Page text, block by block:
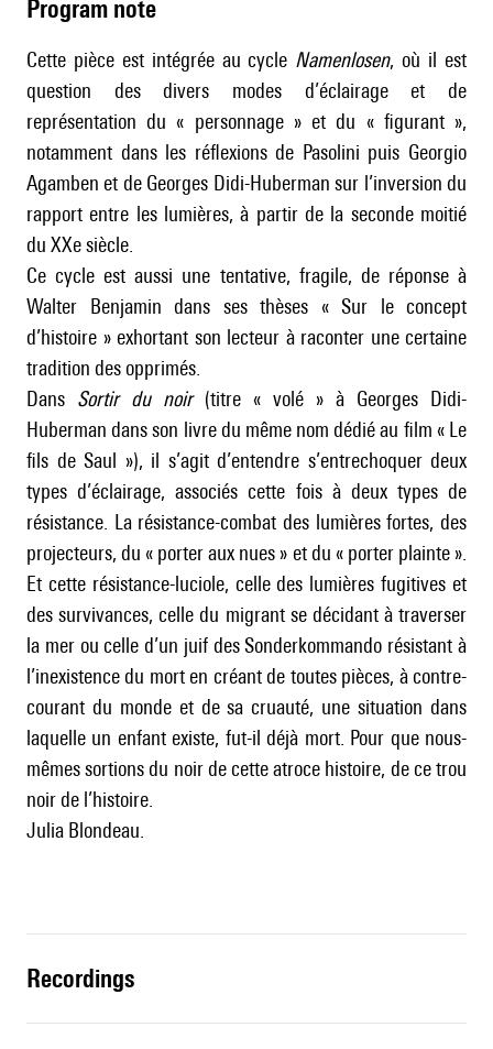
Program note
Cette pièce est intégrée au cycle Namenlosen, où il est
question des divers modes d’éclairage et de
représentation du « personnage » et du « figurant »,
notamment dans les réflexions de Pasolini puis Georgio
Agamben et de Georges Didi-Huberman sur l’inversion du
rapport entre les lumières, à partir de la seconde moitié
du XXe siècle.
Ce cycle est aussi une tentative, fragile, de réponse à
Walter Benjamin dans ses thèses « Sur le concept
d’histoire » exhortant son lecteur à raconter une certaine
tradition des opprimés.
Dans Sortir du noir(titre « volé » à Georges Didi-
Huberman dans son livre du même nom dédié au film « Le
fils de Saul »), il s’agit d’entendre s’entrechoquer deux
types d’éclairage, associés cette fois à deux types de
résistance. La résistance-combat des lumières fortes, des
projecteurs, du « porter aux nues » et du « porter plainte ».
Et cette résistance-luciole, celle des lumières fugitives et
des survivances, celle du migrant se décidant à traverser
la mer ou celle d’un juif des Sonderkommando résistant à
l’inexistence du mort en créant de toutes pièces, à contre-
courant du monde et de sa cruauté, une situation dans
laquelle un enfant existe, fut-il déjà mort. Pour que nous-
mêmes sortions du noir de cette atroce histoire, de ce trou
noir de l’histoire.
Julia Blondeau.
recordings